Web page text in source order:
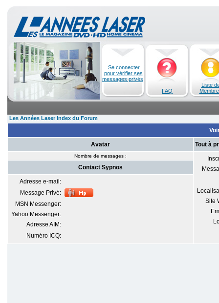
Se connecter
pour vérifier ses
messages privés
FAQ
Liste
Les Années Laser Index du Forum
Avatar Tout à
Nombre de messages :
Site
Contact Sypnos
Adresse e-mail:
Message Privé:
MSN Messenger:
Yahoo Messenger:
Adresse AIM:
Numéro ICQ: